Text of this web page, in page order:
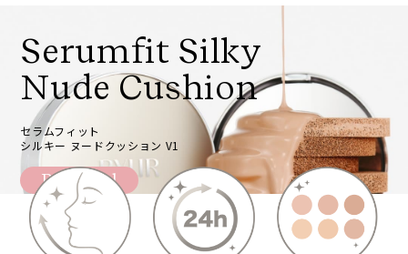
Serumfit Silky
Nude Cushion
セラムフィット
シルキー ヌードクッション V1
Renewal